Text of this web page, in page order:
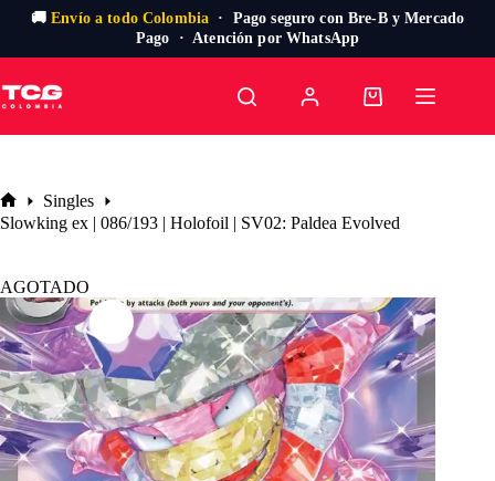
🚚Envío a todo Colombia · Pago seguro con Bre-B y Mercado
Pago · Atención por WhatsApp
al
contenido
Carro
Inicio
Singles
Slowking ex | 086/193 | Holofoil | SV02: Paldea Evolved
AGOTADO